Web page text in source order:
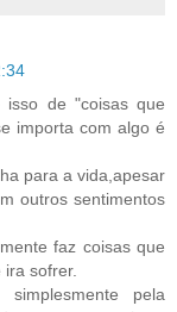
isso de "coisas que
importa com algo é
para a vida,apesar
outros sentimentos
faz coisas que
sofrer.
pela